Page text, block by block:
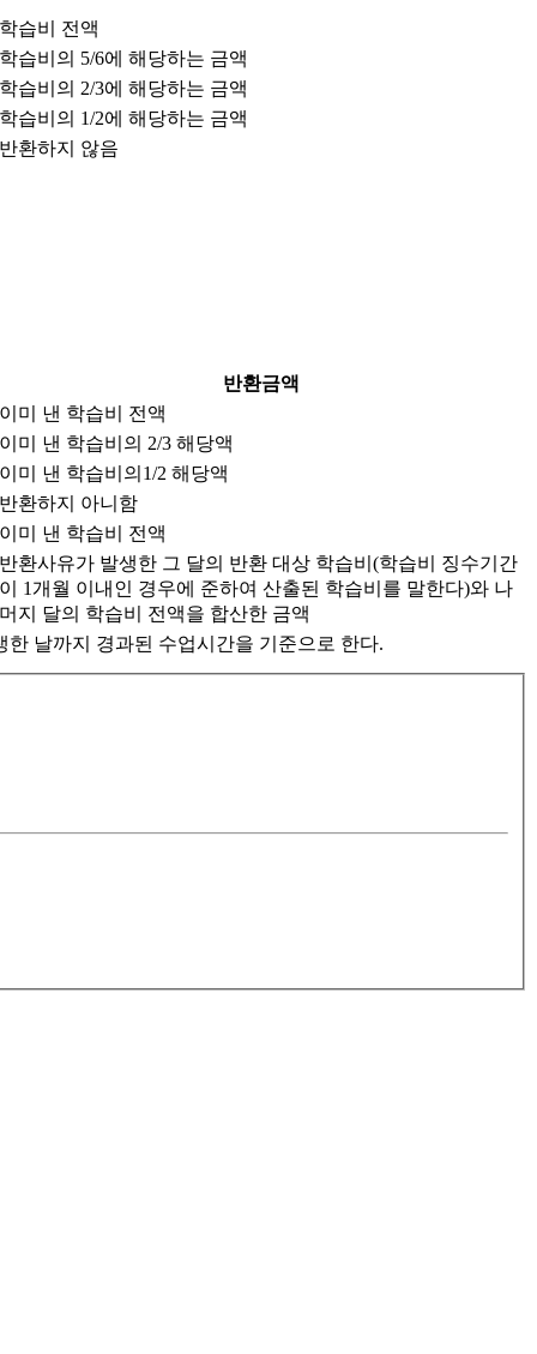
학습비 전액
학습비의 5/6에 해당하는 금액
학습비의 2/3에 해당하는 금액
학습비의 1/2에 해당하는 금액
반환하지 않음
반환금액
이미 낸 학습비 전액
이미 낸 학습비의 2/3 해당액
이미 낸 학습비의1/2 해당액
반환하지 아니함
이미 낸 학습비 전액
반환사유가 발생한 그 달의 반환 대상 학습비(학습비 징수기간
이 1개월 이내인 경우에 준하여 산출된 학습비를 말한다)와 나
머지 달의 학습비 전액을 합산한 금액
날까지 경과된 수업시간을 기준으로 한다.